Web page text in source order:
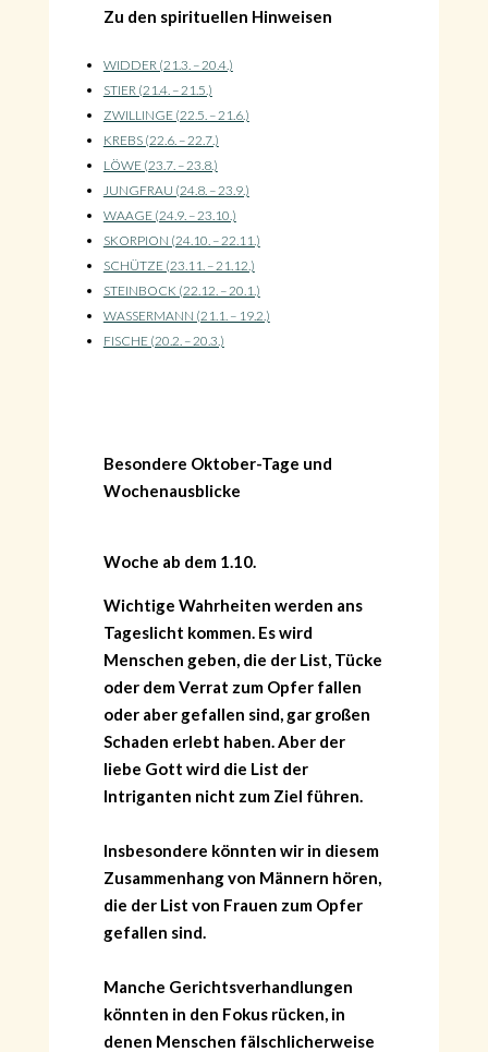
Zu den spirituellen Hinweisen
WIDDER (21.3. – 20.4.)
STIER (21.4. – 21.5.)
ZWILLINGE (22.5. – 21.6.)
KREBS (22.6. – 22.7.)
LÖWE (23.7. – 23.8.)
JUNGFRAU (24.8. – 23.9.)
WAAGE (24.9. – 23.10.)
SKORPION (24.10. – 22.11.)
SCHÜTZE (23.11. – 21.12.)
STEINBOCK (22.12. – 20.1.)
WASSERMANN (21.1. – 19.2.)
FISCHE (20.2. – 20.3.)
Besondere Oktober-Tage und
Wochenausblicke
Woche ab dem 1.10.
Wichtige Wahrheiten werden ans
Tageslicht kommen. Es wird
Menschen geben, die der List, Tücke
oder dem Verrat zum Opfer fallen
oder aber gefallen sind, gar großen
Schaden erlebt haben. Aber der
liebe Gott wird die List der
Intriganten nicht zum Ziel führen.
Insbesondere könnten wir in diesem
Zusammenhang von Männern hören,
die der List von Frauen zum Opfer
gefallen sind.
Manche Gerichtsverhandlungen
könnten in den Fokus rücken, in
denen Menschen fälschlicherweise